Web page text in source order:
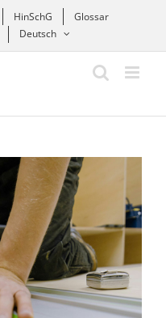
HinSchG
Glossar
Deutsch